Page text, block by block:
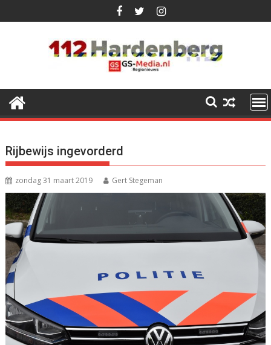
naar
Rijbewijs ingevorderd
zondag 31 maart 2019 Gert Stegeman